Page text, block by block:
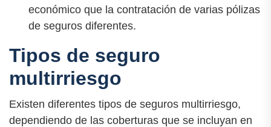
económico que la contratación de varias pólizas
de seguros diferentes.
Tipos de seguro
multirriesgo
Existen diferentes tipos de seguros multirriesgo,
dependiendo de las coberturas que se incluyan en